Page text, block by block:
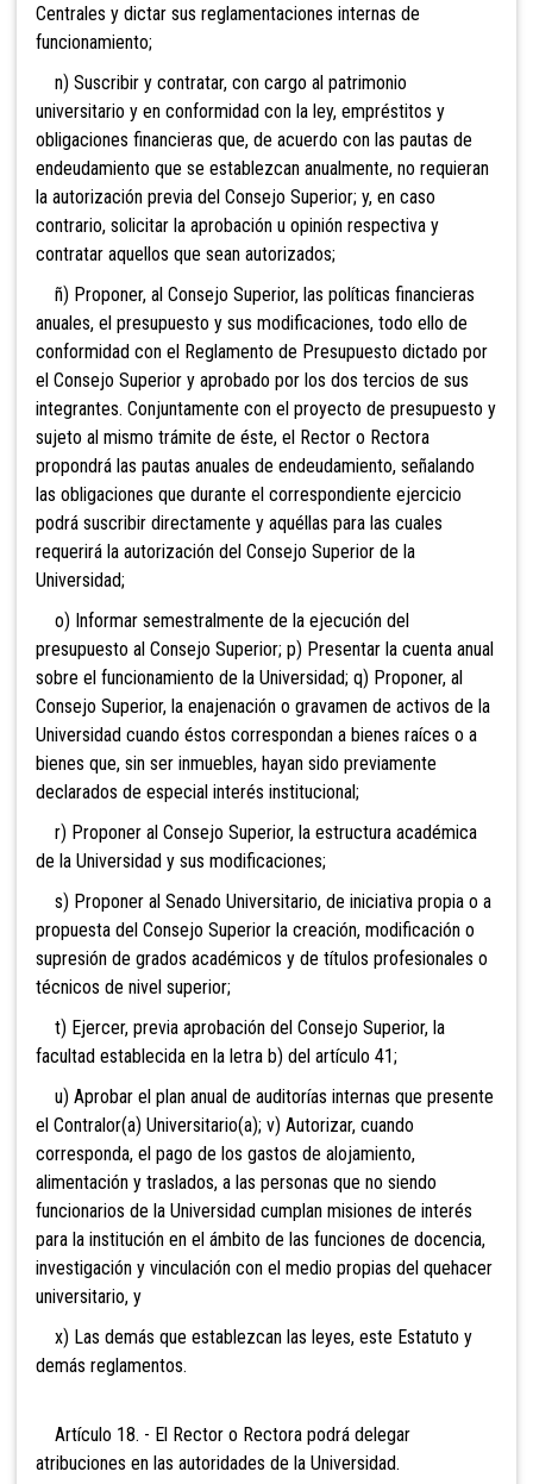
Centrales y dictar sus reglamentaciones internas de
funcionamiento;
n) Suscribir y contratar, con cargo al patrimonio
universitario y en conformidad con la ley, empréstitos y
obligaciones financieras que, de acuerdo con las pautas de
endeudamiento que se establezcan anualmente, no requieran
la autorización previa del Consejo Superior; y, en caso
contrario, solicitar la aprobación u opinión respectiva y
contratar aquellos que sean autorizados;
ñ) Proponer, al Consejo Superior, las políticas financieras
anuales, el presupuesto y sus modificaciones, todo ello de
conformidad con el Reglamento de Presupuesto dictado por
el Consejo Superior y aprobado por los dos tercios de sus
integrantes. Conjuntamente con el proyecto de presupuesto y
sujeto al mismo trámite de éste, el Rector o Rectora
propondrá las pautas anuales de endeudamiento, señalando
las obligaciones que durante el correspondiente ejercicio
podrá suscribir directamente y aquéllas para las cuales
requerirá la autorización del Consejo Superior de la
Universidad;
o) Informar semestralmente de la ejecución del
presupuesto al Consejo Superior; p) Presentar la cuenta anual
sobre el funcionamiento de la Universidad; q) Proponer, al
Consejo Superior, la enajenación o gravamen de activos de la
Universidad cuando éstos correspondan a bienes raíces o a
bienes que, sin ser inmuebles, hayan sido previamente
declarados de especial interés institucional;
r) Proponer al Consejo Superior, la estructura académica
de la Universidad y sus modificaciones;
s) Proponer al Senado Universitario, de iniciativa propia o a
propuesta del Consejo Superior la creación, modificación o
supresión de grados académicos y de títulos profesionales o
técnicos de nivel superior;
t) Ejercer, previa aprobación del Consejo Superior, la
facultad establecida en la letra b) del artículo 41;
u) Aprobar el plan anual de auditorías internas que presente
el Contralor(a) Universitario(a); v) Autorizar, cuando
corresponda, el pago de los gastos de alojamiento,
alimentación y traslados, a las personas que no siendo
funcionarios de la Universidad cumplan misiones de interés
para la institución en el ámbito de las funciones de docencia,
investigación y vinculación con el medio propias del quehacer
universitario, y
x) Las demás que establezcan las leyes, este Estatuto y
demás reglamentos.
Artículo 18. - El Rector o Rectora podrá delegar
atribuciones en las autoridades de la Universidad.